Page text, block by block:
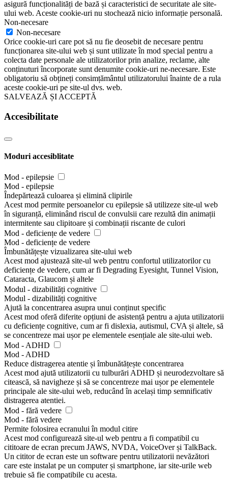
asigură funcționalități de bază și caracteristici de securitate ale site-
ului web. Aceste cookie-uri nu stochează nicio informație personală.
Non-necesare
Non-necesare
Orice cookie-uri care pot să nu fie deosebit de necesare pentru
funcționarea site-ului web și sunt utilizate în mod special pentru a
colecta date personale ale utilizatorilor prin analize, reclame, alte
conținuturi încorporate sunt denumite cookie-uri ne-necesare. Este
obligatoriu să obțineți consimțământul utilizatorului înainte de a rula
aceste cookie-uri pe site-ul dvs. web.
SALVEAZĂ ȘI ACCEPTĂ
Accesibilitate
Moduri accesiblitate
Mod - epilepsie
Mod - epilepsie
Îndepărtează culoarea și elimină clipirile
Acest mod permite persoanelor cu epilepsie să utilizeze site-ul web
în siguranță, eliminând riscul de convulsii care rezultă din animații
intermitente sau clipitoare și combinații riscante de culori
Mod - deficiențe de vedere
Mod - deficiențe de vedere
Îmbunătățește vizualizarea site-ului web
Acest mod ajustează site-ul web pentru confortul utilizatorilor cu
deficiențe de vedere, cum ar fi Degrading Eyesight, Tunnel Vision,
Cataracta, Glaucom și altele
Modul - dizabilități cognitive
Modul - dizabilități cognitive
Ajută la concentrarea asupra unui conținut specific
Acest mod oferă diferite opțiuni de asistență pentru a ajuta utilizatorii
cu deficiențe cognitive, cum ar fi dislexia, autismul, CVA și altele, să
se concentreze mai ușor pe elementele esențiale ale site-ului web.
Mod - ADHD
Mod - ADHD
Reduce distragerea atentie și îmbunătățește concentrarea
Acest mod ajută utilizatorii cu tulburări ADHD și neurodezvoltare să
citească, să navigheze și să se concentreze mai ușor pe elementele
principale ale site-ului web, reducând în același timp semnificativ
distragerea atentiei.
Mod - fără vedere
Mod - fără vedere
Permite folosirea ecranului în modul citire
Acest mod configurează site-ul web pentru a fi compatibil cu
cititoare de ecran precum JAWS, NVDA, VoiceOver și TalkBack.
Un cititor de ecran este un software pentru utilizatorii nevăzători
care este instalat pe un computer și smartphone, iar site-urile web
trebuie să fie compatibile cu acesta.